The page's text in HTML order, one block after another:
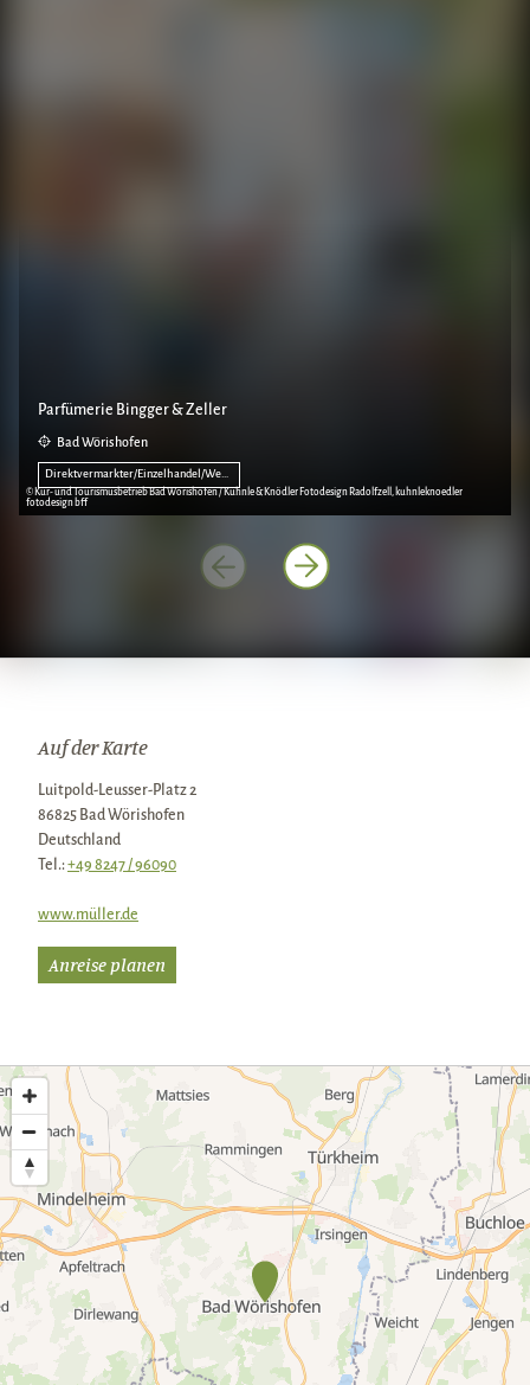
© Kur- und Tourismusbetrieb Bad Wörishofen / Kuhnle & Knödler Fotodesign Radolfzell, kuhnleknoedler
fotodesign bff
Parfümerie Bingger & Zeller
Bad Wörishofen
Direktvermarkter/Einzelhandel/Werksverkäufe
Auf der Karte
Luitpold-Leusser-Platz 2
86825 Bad Wörishofen
Deutschland
Tel.:+49 8247 / 96090
www.müller.de
Anreise planen